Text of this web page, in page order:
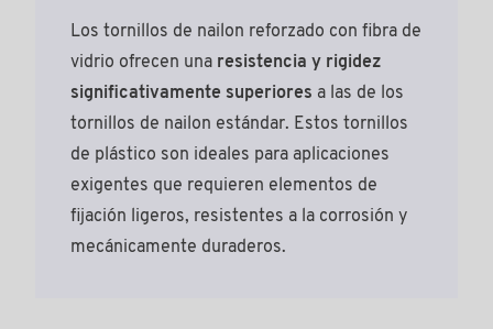
Los tornillos de nailon reforzado con fibra de
vidrio ofrecen una resistencia y rigidez
significativamente superiores a las de los
tornillos de nailon estándar. Estos tornillos
de plástico son ideales para aplicaciones
exigentes que requieren elementos de
fijación ligeros, resistentes a la corrosión y
mecánicamente duraderos.